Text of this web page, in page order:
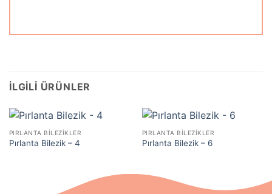
İLGILI ÜRÜNLER
PIRLANTA BILEZIKLER
Pırlanta Bilezik – 4
PIRLANTA BILEZIKLER
Pırlanta Bilezik – 6